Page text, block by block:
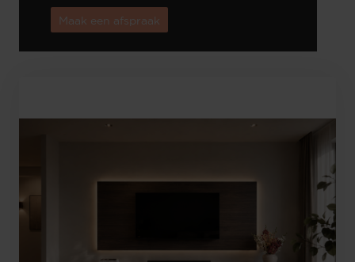
Maak een afspraak